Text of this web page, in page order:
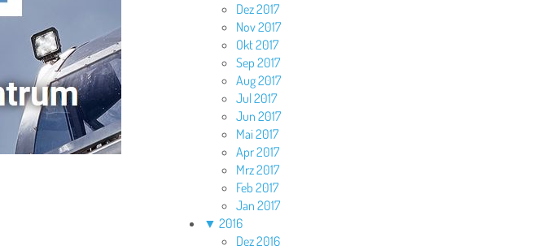
Dez 2017
Nov 2017
Okt 2017
Sep 2017
Aug 2017
Jul 2017
Jun 2017
Mai 2017
Apr 2017
Mrz 2017
Feb 2017
Jan 2017
▼ 2016
Dez 2016